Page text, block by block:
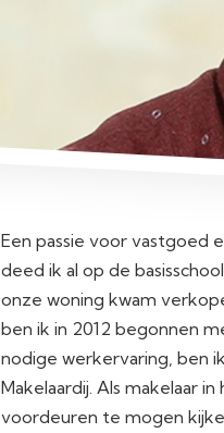
Een passie voor vastgoed
deed ik al op de
onze woning kwam
ben ik in 2012 begonnen
nodige werkervaring, ben
Makelaardij. Als makelaar
voordeuren te mogen